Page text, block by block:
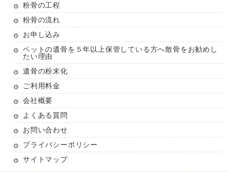
粉骨の工程
粉骨の流れ
お申し込み
ペットの遺骨を５年以上保管している方へ散骨をお勧めし
たい理由
遺骨の粉末化
ご利用料金
会社概要
よくある質問
お問い合わせ
プライバシーポリシー
サイトマップ